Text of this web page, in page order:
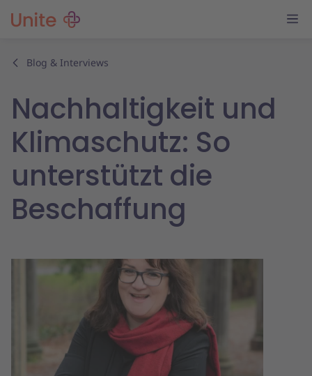
Blog & Interviews
Nachhaltigkeit und
Klimaschutz: So
unterstützt die
Beschaffung